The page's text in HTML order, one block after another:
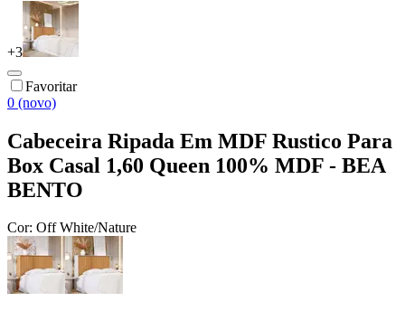
+3
Favoritar
0 (novo)
Cabeceira Ripada Em MDF Rustico Para
Box Casal 1,60 Queen 100% MDF - BEA
BENTO
Cor: Off White/Nature